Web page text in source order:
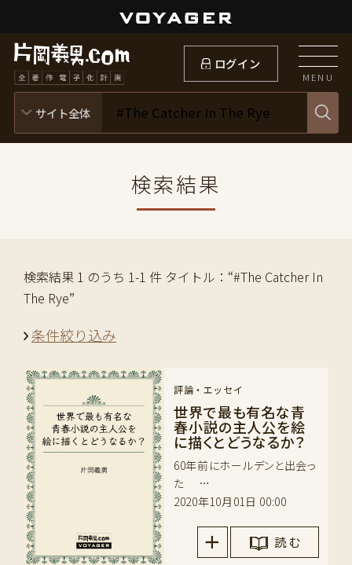
ログイン
MENU
検索結果
検索結果 1 のうち 1-1 件 タイトル：“#The Catcher In
The Rye”
条件絞り込み
評論・エッセイ
世界で最も有名な青
春小説の主人公を絵
に描くとどうなるか？
60年前にホールデンと出会っ
た …
2020年10月01日 00:00
読 む